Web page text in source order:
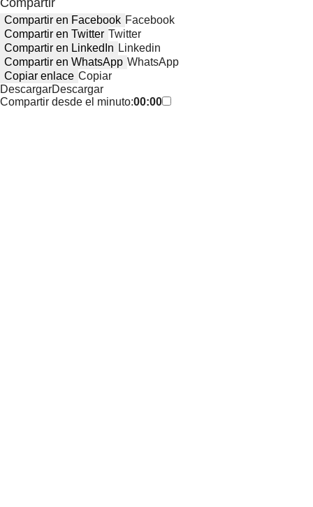
Compartir en Facebook Facebook
Compartir en Twitter Twitter
Compartir en LinkedIn Linkedin
Compartir en WhatsApp WhatsApp
Copiar enlace Copiar
DescargarDescargar
Compartir desde el minuto:00:00